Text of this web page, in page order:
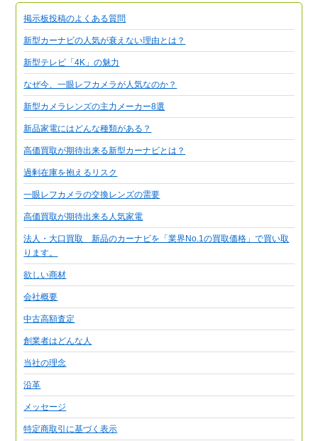
掲示板投稿のよくある質問
新型カーナビの人気が衰えない理由とは？
新型テレビ「4K」の魅力
なぜ今、一眼レフカメラが人気なのか？
新型カメラレンズの主力メーカー8選
新品家電にはどんな種類がある？
高価買取が期待出来る新型カーナビとは？
過剰在庫を抱えるリスク
一眼レフカメラの交換レンズの需要
高価買取が期待出来る人気家電
法人・大口買取 新品のカーナビを「業界No.1の買取価格」で買い取
ります。
欲しい商材
会社概要
中古高額査定
創業者はどんな人
当社の理念
沿革
メッセージ
特定商取引に基づく表示